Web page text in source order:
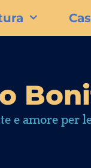
e amore per